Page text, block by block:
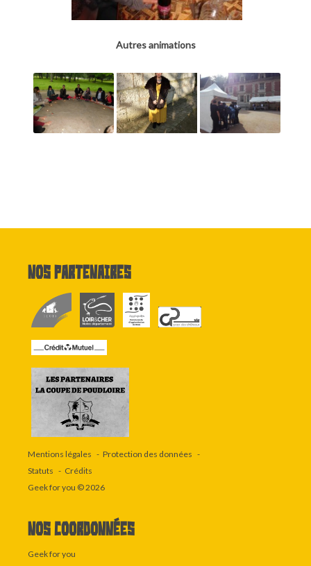
Autres animations
Nos partenaires
Mentions légales
Protection des données
Statuts
Crédits
Geek for you © 2026
Nos coordonnées
Geek for you